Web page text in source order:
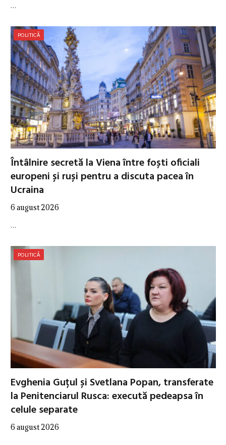
…
POLITICĂ
Întâlnire secretă la Viena între foști oficiali
europeni și ruși pentru a discuta pacea în
Ucraina
6 august 2026
…
POLITICĂ
Evghenia Guțul și Svetlana Popan, transferate
la Penitenciarul Rusca: execută pedeapsa în
celule separate
6 august 2026